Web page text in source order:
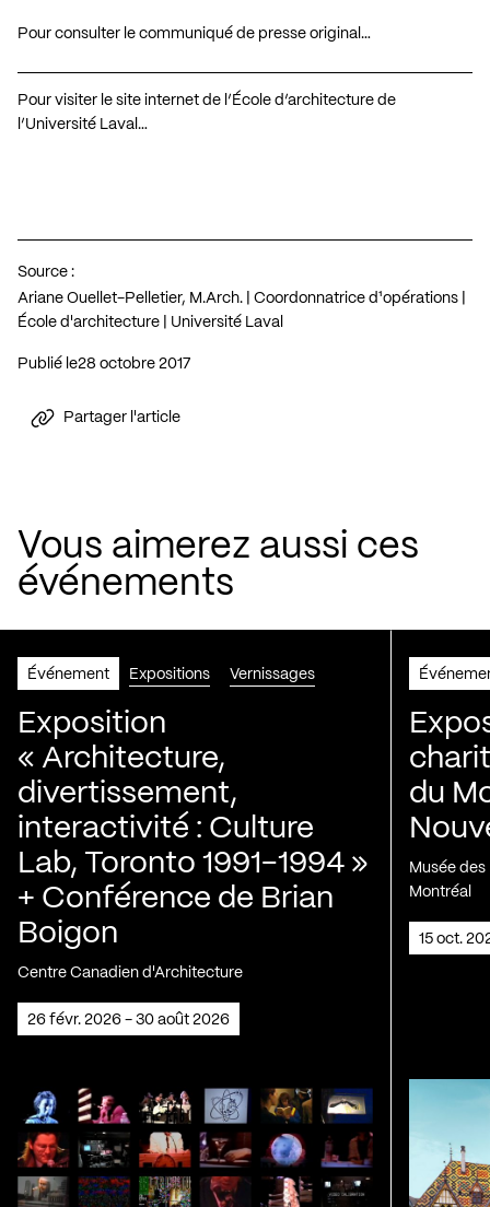
Pour consulter le communiqué de presse original…
Pour visiter le site internet de l’École d’architecture de
l’Université Laval…
Source :
Ariane Ouellet-Pelletier, M.Arch. | Coordonnatrice d¹opérations |
École d'architecture | Université Laval
Publié le 28 octobre 2017
Partager l'article
Vous aimerez aussi ces
événements
Événement Expositions Vernissages
Exposition
« Architecture,
divertissement,
interactivité : Culture
Lab, Toronto 1991-1994 »
+ Conférence de Brian
Boigon
Centre Canadien d'Architecture
26 févr. 2026 - 30 août 2026
du
Musée
Montréal
15 oct.